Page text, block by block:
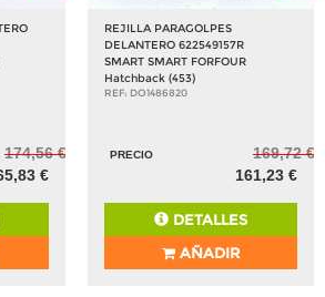
174,56 €
€
REJILLA PARAGOLPES
DELANTERO 622549157R
SMART SMART FORFOUR
Hatchback (453)
REF: DO1486820
PRECIO
169,72 €
161,23 €
DETALLES
AÑADIR